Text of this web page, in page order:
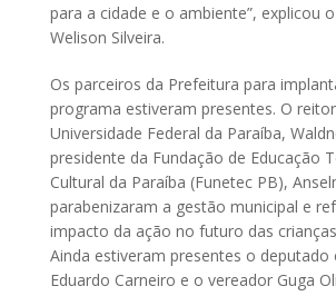
para a cidade e o ambiente”, explicou
Welison Silveira.
Os parceiros da Prefeitura para
programa estiveram presentes. O
Universidade Federal da Paraíba,
presidente da Fundação de Educação
Cultural da Paraíba (Funetec PB),
parabenizaram a gestão municipal e
impacto da ação no futuro das
Ainda estiveram presentes o deputado
Eduardo Carneiro e o vereador Guga